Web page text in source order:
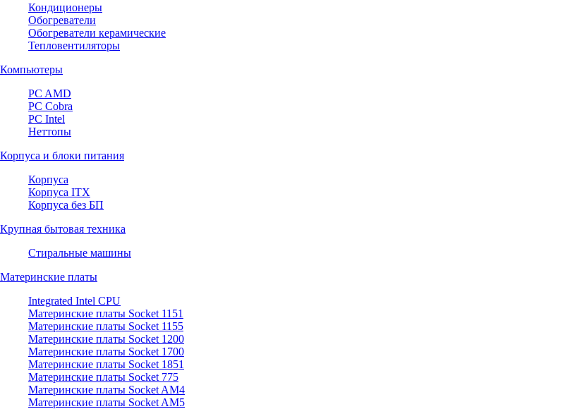
Кондиционеры
Обогреватели
Обогреватели керамические
Тепловентиляторы
Компьютеры
PC AMD
PC Cobra
PC Intel
Неттопы
Корпуса и блоки питания
Корпуса
Корпуса ITX
Корпуса без БП
Крупная бытовая техника
Стиральные машины
Материнские платы
Integrated Intel CPU
Материнские платы Socket 1151
Материнские платы Socket 1155
Материнские платы Socket 1200
Материнские платы Socket 1700
Материнские платы Socket 1851
Материнские платы Socket 775
Материнские платы Socket AM4
Материнские платы Socket AM5